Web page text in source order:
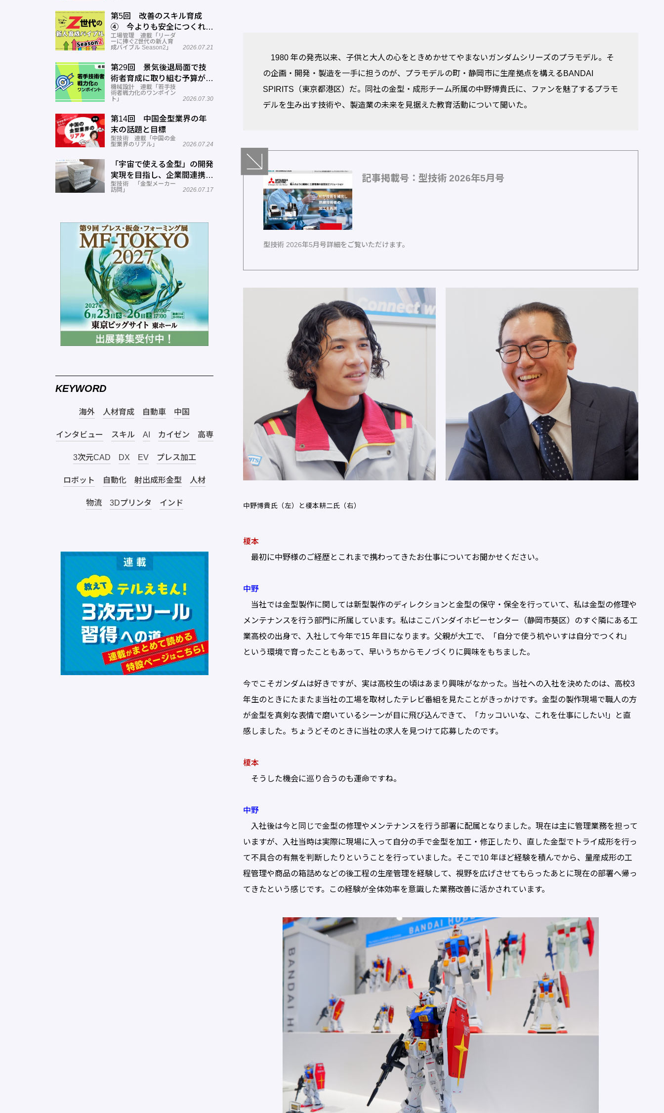
1980 年の発売以来、子供と大人の心をときめかせてやまないガンダムシリーズのプラモデル。そ
の企画・開発・製造を一手に担うのが、プラモデルの町・静岡市に生産拠点を構えるBANDAI
SPIRITS（東京都港区）だ。同社の金型・成形チーム所属の中野博貴氏に、ファンを魅了するプラモ
デルを生み出す技術や、製造業の未来を見据えた教育活動について聞いた。
記事掲載号：型技術 2026年5月号
型技術 2026年5月号詳細をご覧いただけます。
中野博貴氏（左）と榎本耕二氏（右）
榎本
最初に中野様のご経歴とこれまで携わってきたお仕事についてお聞かせください。
中野
当社では金型製作に関しては新型製作のディレクションと金型の保守・保全を行っていて、私は金型の修理や
メンテナンスを行う部門に所属しています。私はここバンダイホビーセンター（静岡市葵区）のすぐ隣にある工
業高校の出身で、入社して今年で15 年目になります。父親が大工で、「自分で使う机やいすは自分でつくれ」
という環境で育ったこともあって、早いうちからモノづくりに興味をもちました。
今でこそガンダムは好きですが、実は高校生の頃はあまり興味がなかった。当社への入社を決めたのは、高校3
年生のときにたまたま当社の工場を取材したテレビ番組を見たことがきっかけです。金型の製作現場で職人の方
が金型を真剣な表情で磨いているシーンが目に飛び込んできて、「カッコいいな、これを仕事にしたい!」と直
感しました。ちょうどそのときに当社の求人を見つけて応募したのです。
榎本
そうした機会に巡り合うのも運命ですね。
中野
入社後は今と同じで金型の修理やメンテナンスを行う部署に配属となりました。現在は主に管理業務を担って
いますが、入社当時は実際に現場に入って自分の手で金型を加工・修正したり、直した金型でトライ成形を行っ
て不具合の有無を判断したりということを行っていました。そこで10 年ほど経験を積んでから、量産成形の工
程管理や商品の箱詰めなどの後工程の生産管理を経験して、視野を広げさせてもらったあとに現在の部署へ帰っ
てきたという感じです。この経験が全体効率を意識した業務改善に活かされています。
第5回 改善のスキル育成
④ 今よりも安全につくれる
スキルを高める
工場管理 連載「リーダ
ーに捧ぐZ世代の新人育
成バイブル Season2」
2026.07.21
第29回 景気後退局面で技
術者育成に取り組む予算がな
い
機械設計 連載「若手技
術者戦力化のワンポイン
ト」
2026.07.30
第14回 中国金型業界の年
末の話題と目標
型技術 連載「中国の金
型業界のリアル」
2026.07.24
「宇宙で使える金型」の開発
実現を目指し、企業間連携を
推進―ワールド工業
型技術 「金型メーカー
訪問」
2026.07.17
KEYWORD
海外 人材育成 自動車 中国
インタビュー スキル AI カイゼン 高専
3次元CAD DX EV プレス加工
ロボット 自動化 射出成形金型 人材
物流 3Dプリンタ インド